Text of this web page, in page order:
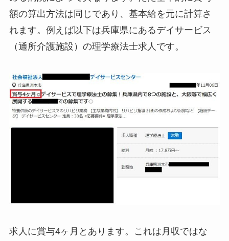
額の算出方法は同じであり、基本給を元に計算さ
れます。例えば以下は兵庫県にあるデイサービス
（通所介護施設）の理学療法士求人です。
求人に賞与4ヶ月とあります。これは月収ではな